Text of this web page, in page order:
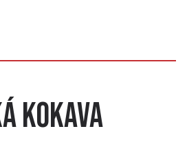
Kokava